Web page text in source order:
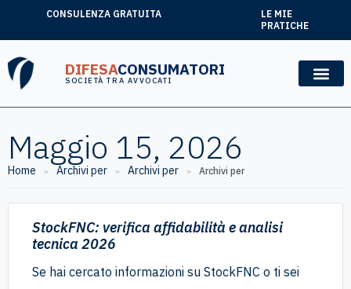
CONSULENZA GRATUITA
LE MIE
PRATICHE
DIFESACONSUMATORI
SOCIETÀ TRA AVVOCATI
Maggio 15, 2026
Home » Archivi per » Archivi per » Archivi per
StockFNC: verifica affidabilità e analisi
tecnica 2026
Se hai cercato informazioni su StockFNC o ti sei